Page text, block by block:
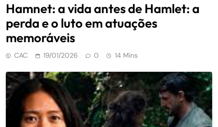
Hamnet: a vida antes de Hamlet: a
perda e o luto em atuações
memoráveis
CAC 19/01/2026 0 14 Mins